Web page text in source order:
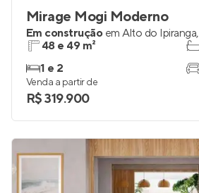
Mirage Mogi Moderno
Em construção em Alto do Ipiranga,
48 e 49 m²
1 e 2
Venda a partir de
R$ 319.900